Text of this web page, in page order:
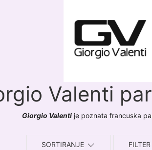
Valenti
Giorgio Valenti je poznata francuska
SORTIRANJE FILTER